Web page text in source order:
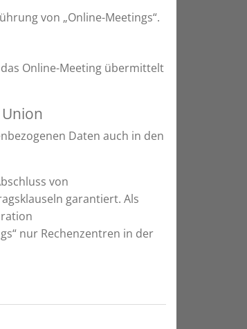
von „Online-Meetings“.
Online-Meeting übermittelt
Daten auch in den
von
garantiert. Als
nur Rechenzentren in der